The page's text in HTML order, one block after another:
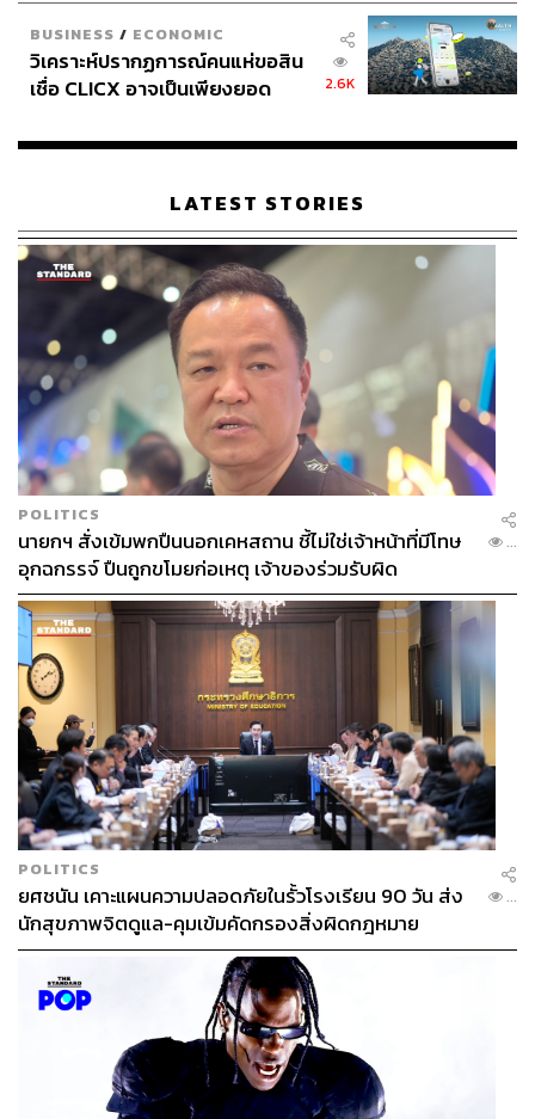
BUSINESS / ECONOMIC
วิเคราะห์ปรากฏการณ์คนแห่ขอสิน
เชื่อ CLICX อาจเป็นเพียงยอด
เรือนไทยที่ถูกซุกไว้
2.6K
LATEST STORIES
POLITICS
นายกฯ สั่งเข้มพกปืนนอกเคหสถาน ชี้ไม่ใช่เจ้าหน้าที่มีโทษ
อุกฉกรรจ์ ปืนถูกขโมยก่อเหตุ เจ้าของร่วมรับผิด
...
POLITICS
ยศชนัน เคาะแผนความปลอดภัยในรั้วโรงเรียน 90 วัน ส่ง
นักสุขภาพจิตดูแล-คุมเข้มคัดกรองสิ่งผิดกฎหมาย
...